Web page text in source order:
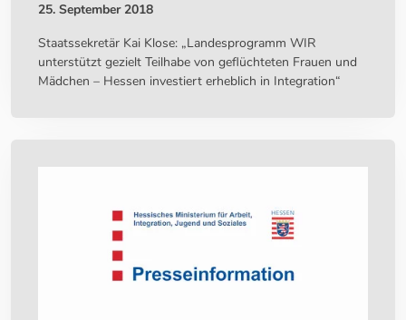
25. September 2018
Staatssekretär Kai Klose: „Landesprogramm WIR
unterstützt gezielt Teilhabe von geflüchteten Frauen und
Mädchen – Hessen investiert erheblich in Integration“